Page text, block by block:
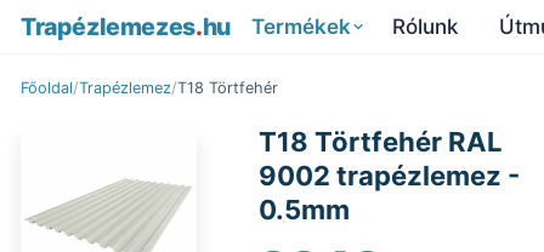
Trapézlemezes.hu Termékek Rólunk
Főoldal/Trapézlemez/T18 Törtfehér
T18 Törtfehér RAL
9002 trapézlemez -
0.5mm